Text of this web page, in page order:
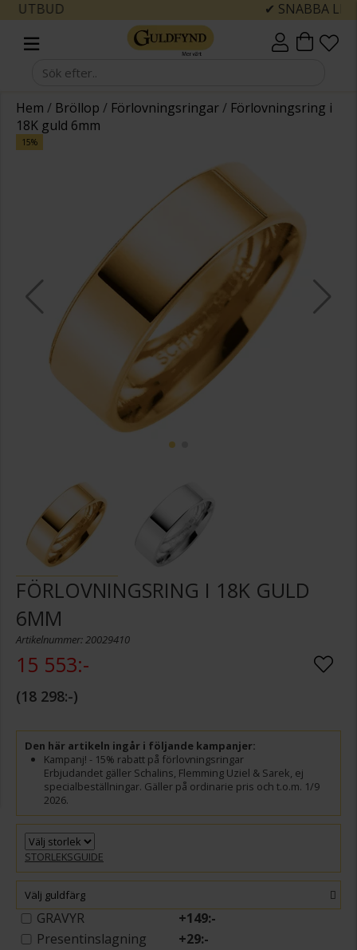
Hem / Bröllop / Förlovningsringar/ Förlovningsring i
18K guld 6mm
15%
FÖRLOVNINGSRING I 18K GULD
6MM
Artikelnummer: 20029410
15 553:-
18 298:-
Den här artikeln ingår i följande kampanjer:
Kampanj! - 15% rabatt på förlovningsringar
Erbjudandet gäller Schalins, Flemming Uziel & Sarek, ej
specialbeställningar. Gäller på ordinarie pris och t.o.m. 1/9
2026.
STORLEKSGUIDE
Välj guldfärg
GRAVYR +149:-
Presentinslagning
+29:-